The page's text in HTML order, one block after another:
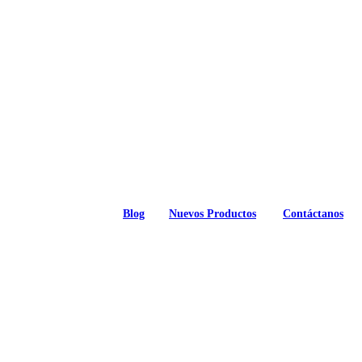
Blog Nuevos Productos Contáctanos